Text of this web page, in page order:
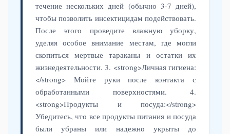
течение нескольких дней (обычно 3-7 дней),
чтобы позволить инсектицидам подействовать.
После этого проведите влажную уборку,
уделяя особое внимание местам, где могли
скопиться мертвые тараканы и остатки их
жизнедеятельности. 3. <strong>Личная гигиена:
</strong> Мойте руки после контакта с
обработанными поверхностями. 4.
<strong>Продукты и посуда:</strong>
Убедитесь, что все продукты питания и посуда
были убраны или надежно укрыты до